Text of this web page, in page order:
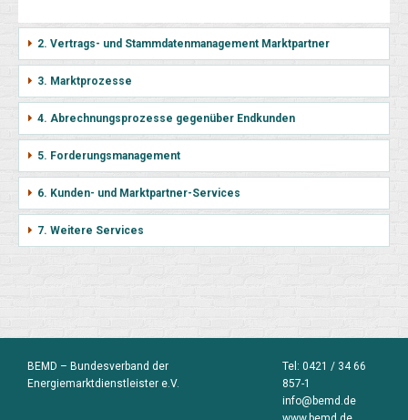
2. Vertrags- und Stammdatenmanagement Marktpartner
3. Marktprozesse
4. Abrechnungsprozesse gegenüber Endkunden
5. Forderungsmanagement
6. Kunden- und Marktpartner-Services
7. Weitere Services
BEMD – Bundesverband der
Energiemarktdienstleister e.V.
Tel: 0421 / 34 66
857-1
info@bemd.de